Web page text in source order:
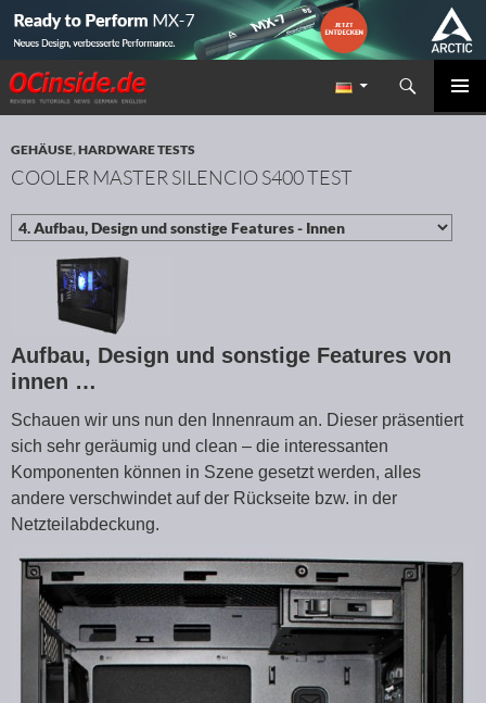
Redaktion ocinside.de PC Hardware Portal
Suchen
ZUM INHALT SPRINGEN
GEHÄUSE,HARDWARE TESTS
COOLER MASTER SILENCIO S400 TEST
Aufbau, Design und sonstige Features von
innen …
Schauen wir uns nun den Innenraum an. Dieser präsentiert
sich sehr geräumig und clean – die interessanten
Komponenten können in Szene gesetzt werden, alles
andere verschwindet auf der Rückseite bzw. in der
Netzteilabdeckung.